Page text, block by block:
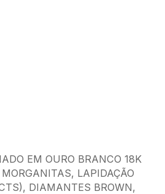
EM OURO BRANCO 18K
LAPIDAÇÃO
DIAMANTES BROWN,